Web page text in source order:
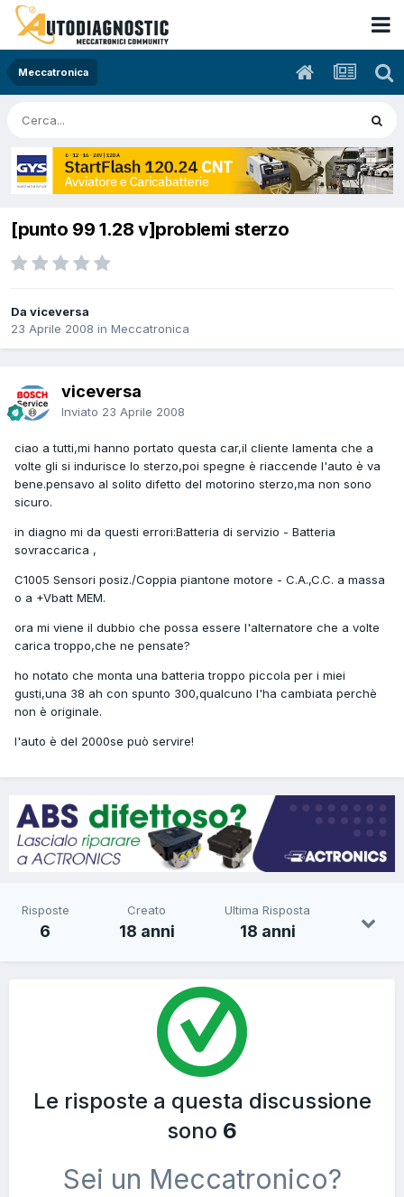
Meccatronica
[punto 99 1.28 v]problemi sterzo
Da viceversa
23 Aprile 2008 in Meccatronica
viceversa
Inviato 23 Aprile 2008
ciao a tutti,mi hanno portato questa car,il cliente lamenta che a
volte gli si indurisce lo sterzo,poi spegne è riaccende l'auto è va
bene.pensavo al solito difetto del motorino sterzo,ma non sono
sicuro.
in diagno mi da questi errori:Batteria di servizio - Batteria
sovraccarica ,
C1005 Sensori posiz./Coppia piantone motore - C.A.,C.C. a massa
o a +Vbatt MEM.
ora mi viene il dubbio che possa essere l'alternatore che a volte
carica troppo,che ne pensate?
ho notato che monta una batteria troppo piccola per i miei
gusti,una 38 ah con spunto 300,qualcuno l'ha cambiata perchè
non è originale.
l'auto è del 2000se può servire!
Risposte
6
Creato
18 anni
Ultima Risposta
18 anni
Le risposte a questa discussione
sono 6
Sei un Meccatronico?